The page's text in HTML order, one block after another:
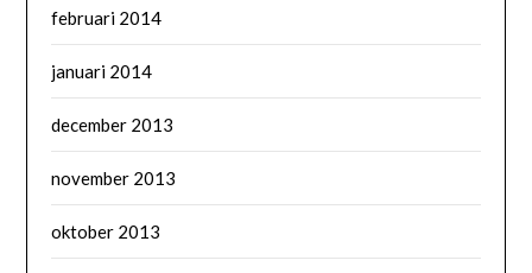
februari 2014
januari 2014
december 2013
november 2013
oktober 2013